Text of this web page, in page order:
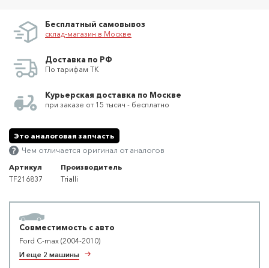
Бесплатный самовывоз
склад-магазин в Москве
Доставка по РФ
По тарифам ТК
Курьерская доставка по Москве
при заказе от 15 тысяч - бесплатно
Это аналоговая запчасть
Чем отличается оригинал от аналогов
Артикул
TF216837
Производитель
Trialli
Совместимость с авто
Ford C-max (2004-2010)
И еще 2 машины